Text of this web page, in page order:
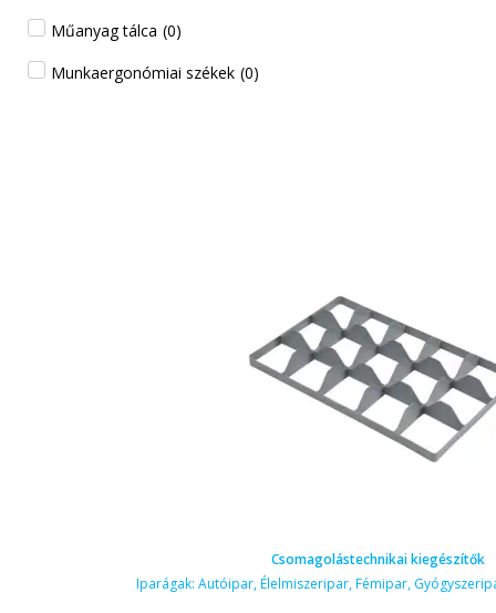
Műanyag tálca (0)
Munkaergonómiai székek (0)
Csomagolástechnikai kiegészítők
Iparágak: Autóipar,Élelmiszeripar,Fémipar,